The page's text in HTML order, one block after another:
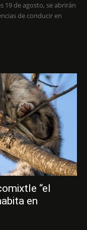
19 de agosto, se abrirán
de conducir en
“el
en